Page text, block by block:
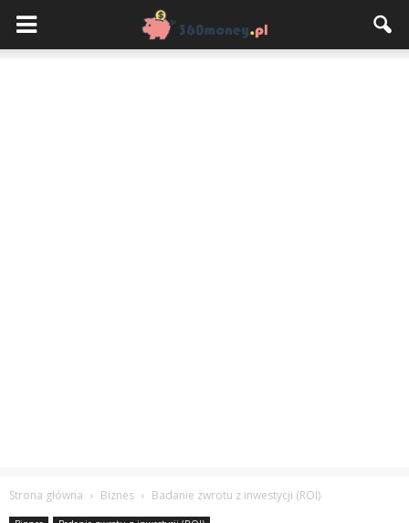
Strona główna Biznes Badanie zwrotu z inwestycji (ROI)